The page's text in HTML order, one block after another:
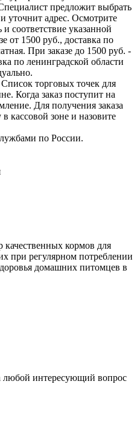
предложит выбрать
уточнит адрес. Осмотрите
соответствие указанной
от 1500 руб., доставка по
При заказе до 1500 руб. -
по ленинградской области
торговых точек для
Когда заказ поступит на
Для получения заказа
кассовой зоне и назовите
по России.
качественных кормов для
при регулярном потреблении
домашних питомцев в
любой интересующий вопрос